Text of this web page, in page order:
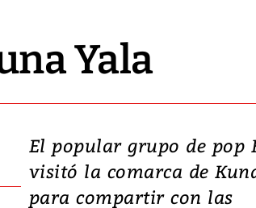
Yala
El popular grupo de pop
visitó la comarca de
para compartir con las
Video, Japón:
deja heridos y